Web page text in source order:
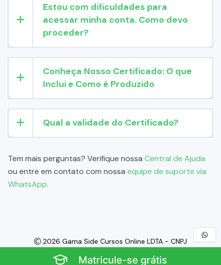
Estou com dificuldades para
acessar minha conta. Como devo
proceder?
Conheça Nosso Certificado: O que
Inclui e Como é Produzido
Qual a validade do Certificado?
Tem mais perguntas? Verifique nossa Central de Ajuda
ou entre em contato com nossa equipe de suporte via
WhatsApp.
Matricule-se grátis
2026 Gama Side Cursos Online LDTA - CNPJ
60.542.646/0001-22 - Todos os Direitos Reservados